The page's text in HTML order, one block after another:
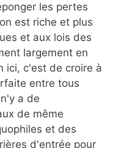
les pertes
est riche et plus
et aux lois des
largement en
ici, c'est de croire à
entre tous
a de
de même
et des
d'entrée pour